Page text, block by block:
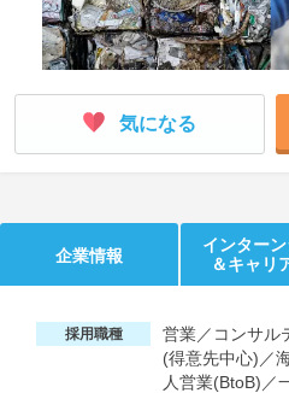
気になる
企業情報
インター
＆キャリ
採用職種
営業／コンサル
(得意先中心)／
人営業(BtoB)／